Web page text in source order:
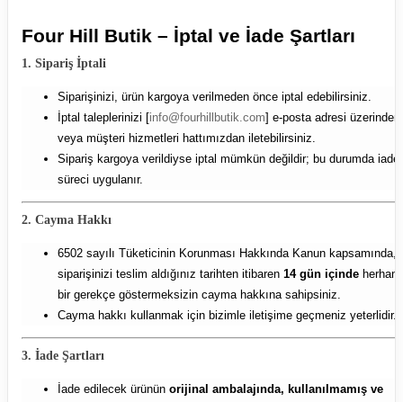
Four Hill Butik – İptal ve İade Şartları
1. Sipariş İptali
Siparişinizi, ürün kargoya verilmeden önce iptal edebilirsiniz.
İptal taleplerinizi [info@fourhillbutik.com] e-posta adresi üzerinden
veya müşteri hizmetleri hattımızdan iletebilirsiniz.
Sipariş kargoya verildiyse iptal mümkün değildir; bu durumda iade
süreci uygulanır.
2. Cayma Hakkı
6502 sayılı Tüketicinin Korunması Hakkında Kanun kapsamında,
siparişinizi teslim aldığınız tarihten itibaren 14 gün içinde
bir gerekçe göstermeksizin cayma hakkına sahipsiniz.
Cayma hakkı kullanmak için bizimle iletişime geçmeniz yeterlidir.
3. İade Şartları
İade edilecek ürünün orijinal ambalajında, kullanılmamış ve